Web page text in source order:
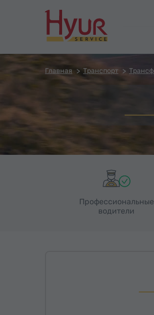
Главная Транспорт
Профессиональные
водители